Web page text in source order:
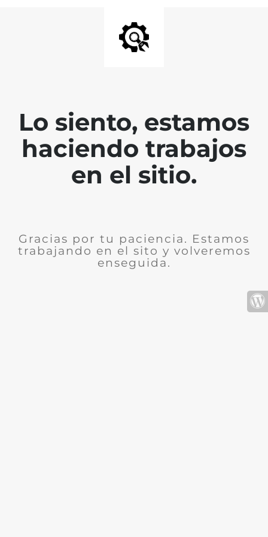
Lo siento, estamos
haciendo trabajos
en el sitio.
Gracias por tu paciencia. Estamos
trabajando en el sito y volveremos
enseguida.